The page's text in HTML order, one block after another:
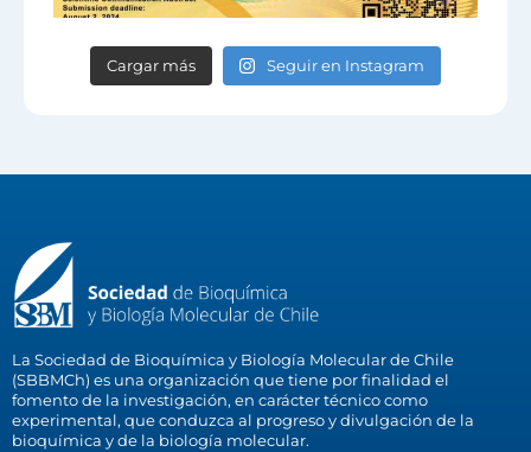
Cargar más Seguir en Instagram
La Sociedad de Bioquímica y Biología Molecular de Chile
(SBBMCh) es una organización que tiene por finalidad el
fomento de la investigación, en carácter técnico como
experimental, que conduzca al progreso y divulgación de la
bioquímica y de la biología molecular.